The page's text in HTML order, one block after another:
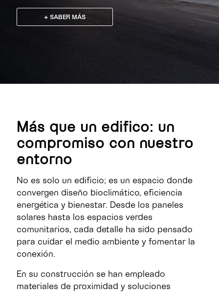
+ SABER MÁS
Más que un edifico: un
compromiso con nuestro
entorno
No es solo un edificio; es un espacio donde
convergen diseño bioclimático, eficiencia
energética y bienestar. Desde los paneles
solares hasta los espacios verdes
comunitarios, cada detalle ha sido pensado
para cuidar el medio ambiente y fomentar la
conexión.
En su construcción se han empleado
materiales de proximidad y soluciones